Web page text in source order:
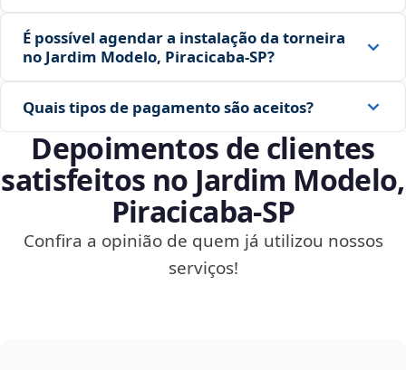
É possível agendar a instalação da torneira
no Jardim Modelo, Piracicaba‑SP?
Quais tipos de pagamento são aceitos?
Depoimentos de clientes
satisfeitos no Jardim Modelo,
Piracicaba‑SP
Confira a opinião de quem já utilizou nossos
serviços!